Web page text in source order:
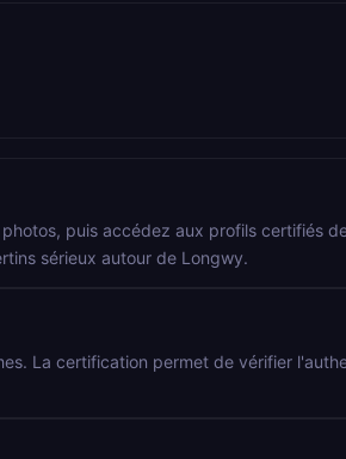
puis accédez aux profils certifiés
sérieux autour de Longwy.
La certification permet de vérifier